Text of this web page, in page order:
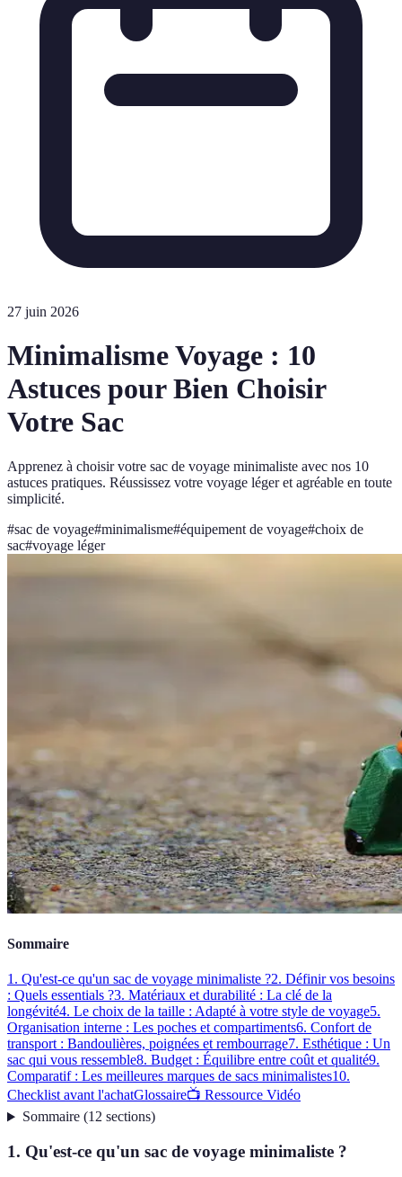
27 juin 2026
Minimalisme Voyage : 10
Astuces pour Bien Choisir
Votre Sac
Apprenez à choisir votre sac de voyage minimaliste avec nos 10
astuces pratiques. Réussissez votre voyage léger et agréable en toute
simplicité.
#sac de voyage#minimalisme#équipement de voyage#choix de
sac#voyage léger
Sommaire
1. Qu'est-ce qu'un sac de voyage minimaliste ?2. Définir vos besoins
: Quels essentials ?3. Matériaux et durabilité : La clé de la
longévité4. Le choix de la taille : Adapté à votre style de voyage5.
Organisation interne : Les poches et compartiments6. Confort de
transport : Bandoulières, poignées et rembourrage7. Esthétique : Un
sac qui vous ressemble8. Budget : Équilibre entre coût et qualité9.
Comparatif : Les meilleures marques de sacs minimalistes10.
Checklist avant l'achatGlossaire📺 Ressource Vidéo
Sommaire(12 sections)
1. Qu'est-ce qu'un sac de voyage minimaliste ?